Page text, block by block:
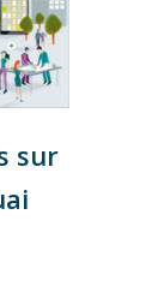
sur